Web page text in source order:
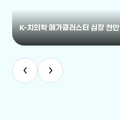
K-치의학 메가클러스터 심장 천안
‹ ›